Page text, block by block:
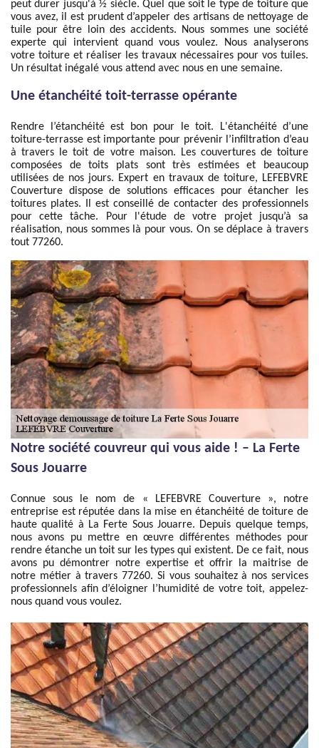
peut durer jusqu'à ½ siècle. Quel que soit le type de toiture que
vous avez, il est prudent d’appeler des artisans de nettoyage de
tuile pour être loin des accidents. Nous sommes une société
experte qui intervient quand vous voulez. Nous analyserons
votre toiture et réaliser les travaux nécessaires pour vos tuiles.
Un résultat inégalé vous attend avec nous en une semaine.
Une étanchéité toit-terrasse opérante
Rendre l’étanchéité est bon pour le toit. L'étanchéité d’une
toiture-terrasse est importante pour prévenir l’infiltration d’eau
à travers le toit de votre maison. Les couvertures de toiture
composées de toits plats sont très estimées et beaucoup
utilisées de nos jours. Expert en travaux de toiture, LEFEBVRE
Couverture dispose de solutions efficaces pour étancher les
toitures plates. Il est conseillé de contacter des professionnels
pour cette tâche. Pour l'étude de votre projet jusqu’à sa
réalisation, nous sommes là pour vous. On se déplace à travers
tout 77260.
Notre société couvreur qui vous aide ! – La Ferte
Sous Jouarre
Connue sous le nom de « LEFEBVRE Couverture », notre
entreprise est réputée dans la mise en étanchéité de toiture de
haute qualité à La Ferte Sous Jouarre. Depuis quelque temps,
nous avons pu mettre en œuvre différentes méthodes pour
rendre étanche un toit sur les types qui existent. De ce fait, nous
avons pu démontrer notre expertise et offrir la maitrise de
notre métier à travers 77260. Si vous souhaitez à nos services
professionnels afin d’éloigner l’humidité de votre toit, appelez-
nous quand vous voulez.